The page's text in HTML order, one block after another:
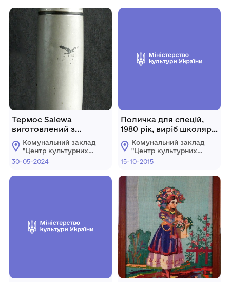
Термос Salewa
виготовлений з
нержавіючої сталі.
Комунальний заклад
"Центр культурних
послуг"
міської ради
30-05-2024
Поличка для спецій,
1980 рік, виріб школярів
Костопільської ЗОШ
№1
Комунальний заклад
"Центр культурних
послуг"
міської ради
15-10-2015